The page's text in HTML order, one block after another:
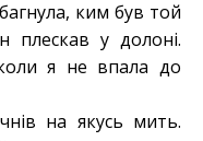
ким був той
плескав у долоні.
я не впала до
на якусь мить.